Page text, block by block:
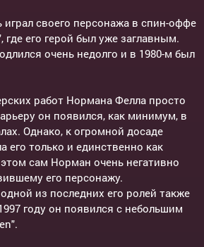
играл своего персонажа в спин-оффе
где его герой был уже заглавным.
очень недолго и в 1980-м был
работ Нормана Фелла просто
он появился, как минимум, в
Однако, к огромной досаде
его только и единственно как
сам Норман очень негативно
его персонажу.
из последних его ролей также
году он появился с небольшим